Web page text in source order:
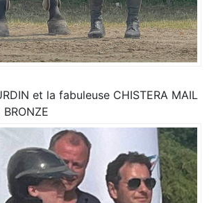
et la fabuleuse CHISTERA MAIL